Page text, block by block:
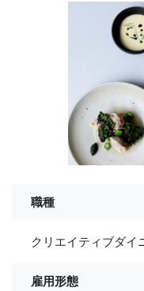
職種
クリエイティブダイ
雇用形態